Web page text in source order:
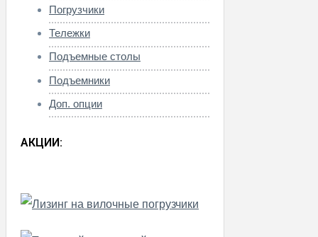
Погрузчики
Тележки
Подъемные столы
Подъемники
Доп. опции
АКЦИИ: